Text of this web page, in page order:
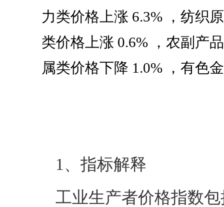
力类价格上涨 6.3%
，纺织
类价格上涨 0.6%
，农副产
属类价格下降 1.0% ，有色
1、指标解释
工业生产者价格指数